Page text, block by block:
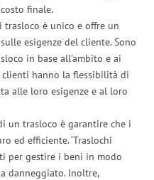
finale.
trasloco è unico e offre un
esigenze del cliente. Sono
in base all’ambito e ai
hanno la flessibilità di
alle loro esigenze e al loro
un trasloco è garantire che i
ed efficiente. ‘Traslochi
per gestire i beni in modo
danneggiato. Inoltre,